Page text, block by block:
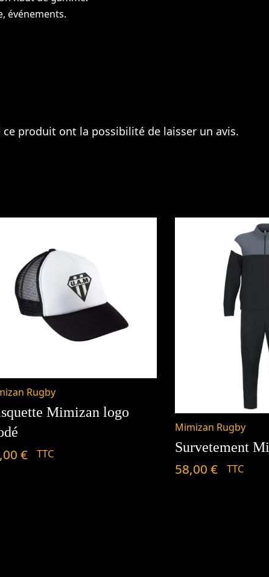
événements.
produit ont la possibilité de laisser un avis.
Rugby
Mimizan logo
€ TTC
Mimizan Rugby
Survetement
58,00 € TTC